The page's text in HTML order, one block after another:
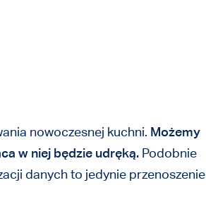
nowoczesnej kuchni. Możemy
w niej będzie udręką.Podobnie
danych to jedynie przenoszenie